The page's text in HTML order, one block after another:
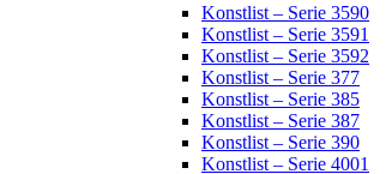
Konstlist – Serie 3590
Konstlist – Serie 3591
Konstlist – Serie 3592
Konstlist – Serie 377
Konstlist – Serie 385
Konstlist – Serie 387
Konstlist – Serie 390
Konstlist – Serie 4001